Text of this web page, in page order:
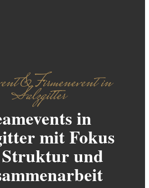
& Firmenevent in
Salzgitter
in
mit Fokus
und